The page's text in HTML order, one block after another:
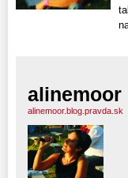
alinemoor
alinemoor.blog.pravda.sk